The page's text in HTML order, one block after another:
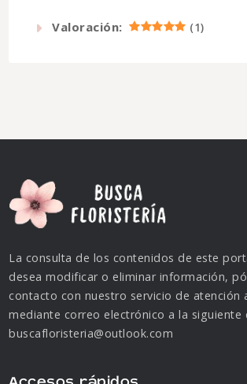
Valoración: (1)
La consulta de los contenidos de este
desea modificar o eliminar información,
contacto con nuestro servicio de atención
mediante correo electrónico a la siguiente
buscafloristeria@outlook.com